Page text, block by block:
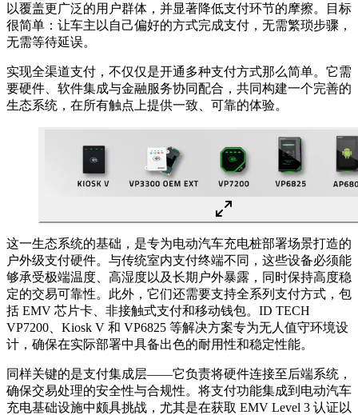
以覆盖更广泛的用户群体，并显著降低支付环节的摩擦。目标
很简单：让车主以自己偏好的方式完成支付，无需繁琐步骤，
无需等待延误。
实现全渠道支付，不仅仅是开通多种支付方式那么简单。它需
要硬件、软件集成与金融服务协同配合，共同构建一个完善的
生态系统，在所有触点上提供一致、可靠的体验。
这一生态系统的基础，是专为电动汽车充电桩部署场景打造的
户外级支付硬件。与传统室内支付终端不同，这些设备必须能
够承受极端温度、高湿度以及长期户外暴露，同时保持高度稳
定的交易可靠性。此外，它们还需要支持全系列支付方式，包
括 EMV 芯片卡、非接触式支付和移动钱包。ID TECH
VP7200、Kiosk V 和 VP6825 等解决方案专为无人值守环境设
计，确保在实际部署中具备出色的耐用性和稳定性能。
同样关键的是支付集成层——它负责将硬件连接至后端系统，
确保交易处理的安全性与合规性。将支付功能集成到电动汽车
充电基础设施中颇具挑战，尤其是在获取 EMV Level 3 认证以